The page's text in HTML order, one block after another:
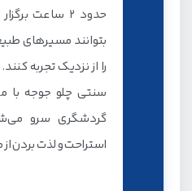
حدود 2 ساعت
بتوانند مسیرهای
را از نزدیک تجربه
سنتی چلو جوجه با
گردشگری سرو
استراحت و لذت بردن